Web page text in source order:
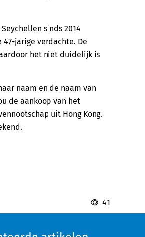
sinds 2014
47-jarige verdachte. De
het niet duidelijk is
naam en de naam van
de aankoop van het
uit Hong Kong.
41